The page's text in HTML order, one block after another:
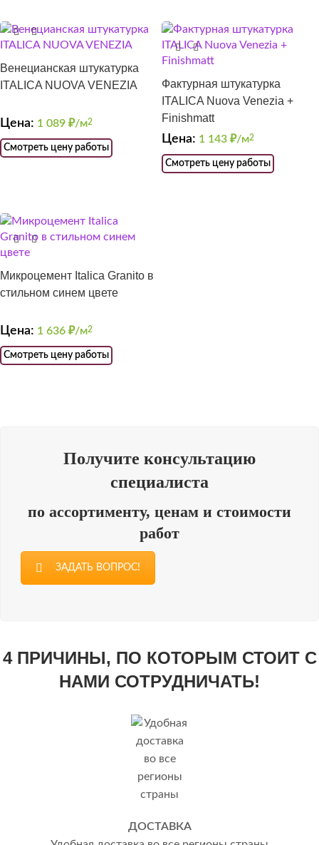
Венецианская штукатурка
ITALICA NUOVA VENEZIA
Цена: 1 089 ₽/м2
Смотреть цену работы
Фактурная штукатурка
ITALICA Nuova Venezia +
Finishmatt
Цена: 1 143 ₽/м2
Смотреть цену работы
Микроцемент Italica Granito в
стильном синем цвете
Цена: 1 636 ₽/м2
Смотреть цену работы
Получите консультацию
специалиста
по ассортименту, ценам и стоимости
работ
ЗАДАТЬ ВОПРОС!
4 ПРИЧИНЫ, ПО КОТОРЫМ СТОИТ С
НАМИ СОТРУДНИЧАТЬ!
ДОСТАВКА